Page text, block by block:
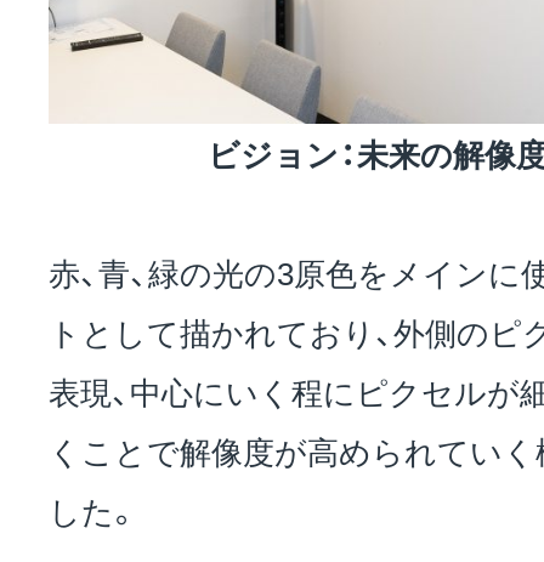
ビジョン：未来の解像
赤、青、緑の光の3原色をメイン
トとして描かれており、外側のピ
表現、中心にいく程にピクセルが
くことで解像度が高められてい
した。